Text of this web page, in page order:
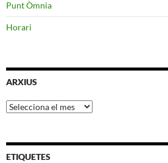
Punt Òmnia
Horari
ARXIUS
Arxius
ETIQUETES